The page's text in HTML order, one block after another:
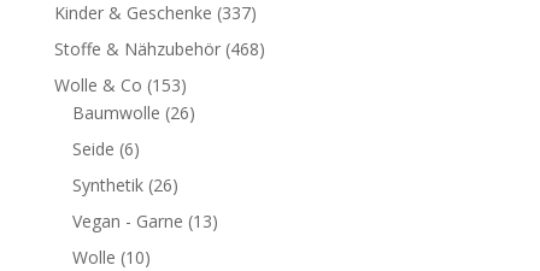
Kinder & Geschenke (337)
Stoffe & Nähzubehör (468)
Wolle & Co (153)
Baumwolle (26)
Seide (6)
Synthetik (26)
Vegan - Garne (13)
Wolle (10)